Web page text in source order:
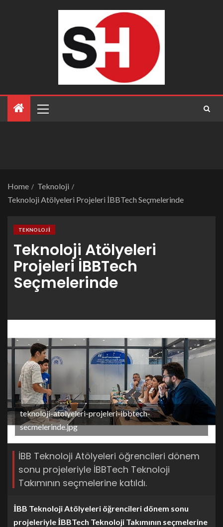
Home
Teknoloji
Teknoloji Atölyeleri Projeleri İBBTech Seçmelerinde
TEKNOLOJI
Teknoloji Atölyeleri
Projeleri İBBTech
Seçmelerinde
teknoloji-atolyeleri-projeleri-ibbtech-
secmelerinde.jpg
İBB Teknoloji Atölyeleri öğrencileri dönem
sonu projeleriyle İBBTech Teknoloji
Takımının seçmelerine katıldı.
İBB Teknoloji Atölyeleri öğrencileri dönem sonu
projeleriyle İBBTech Teknoloji Takımının seçmelerine